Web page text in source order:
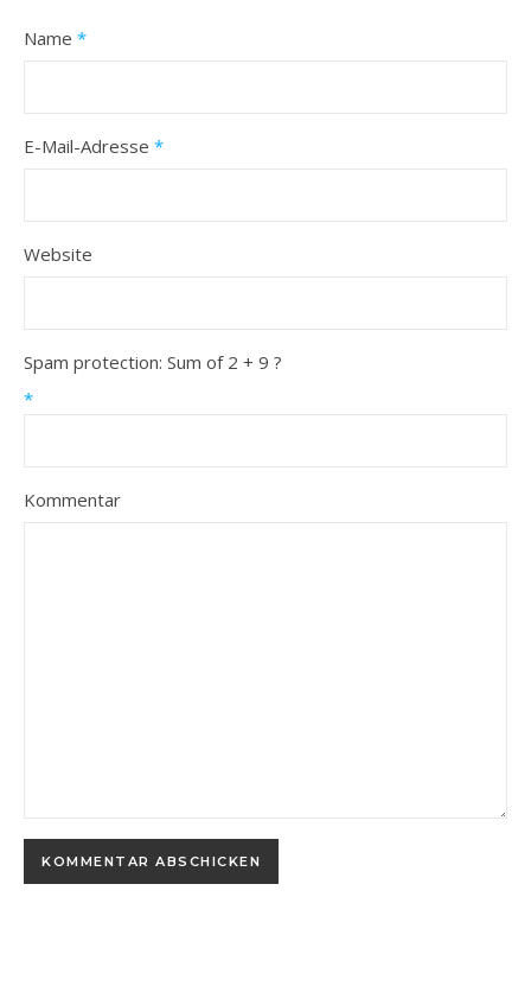
Name *
E-Mail-Adresse *
Website
Spam protection: Sum of 2 + 9 ?
*
Kommentar